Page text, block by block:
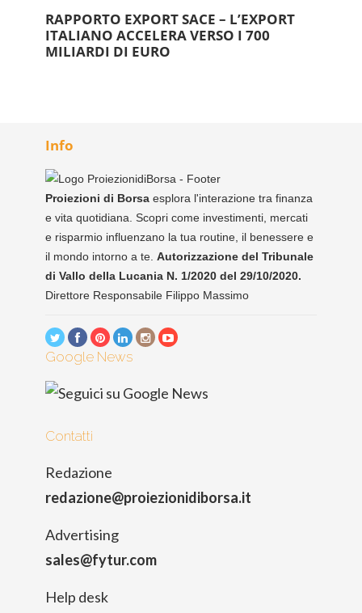
RAPPORTO EXPORT SACE – L’EXPORT
ITALIANO ACCELERA VERSO I 700
MILIARDI DI EURO
Info
Proiezioni di Borsa esplora l'interazione tra finanza
e vita quotidiana. Scopri come investimenti, mercati
e risparmio influenzano la tua routine, il benessere e
il mondo intorno a te. Autorizzazione del Tribunale
di Vallo della Lucania N. 1/2020 del 29/10/2020.
Direttore Responsabile Filippo Massimo
Google News
Contatti
Redazione
redazione@proiezionidiborsa.it
Advertising
sales@fytur.com
Help desk